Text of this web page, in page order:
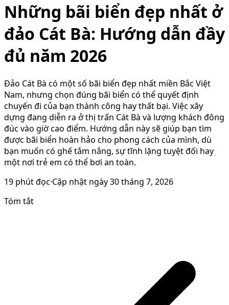
Những bãi biển đẹp nhất ở
đảo Cát Bà: Hướng dẫn đầy
đủ năm 2026
Đảo Cát Bà có một số bãi biển đẹp nhất miền Bắc Việt
Nam, nhưng chọn đúng bãi biển có thể quyết định
chuyến đi của bạn thành công hay thất bại. Việc xây
dựng đang diễn ra ở thị trấn Cát Bà và lượng khách đông
đúc vào giờ cao điểm. Hướng dẫn này sẽ giúp bạn tìm
được bãi biển hoàn hảo cho phong cách của mình, dù
bạn muốn có ghế tắm nắng, sự tĩnh lặng tuyệt đối hay
một nơi trẻ em có thể bơi an toàn.
19 phút đọc·Cập nhật ngày30 tháng 7, 2026
Tóm tắt